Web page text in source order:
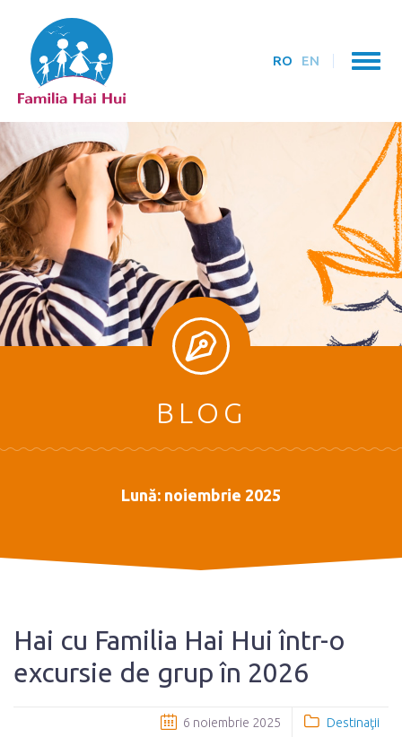
RO EN
BLOG
Lună: noiembrie 2025
Hai cu Familia Hai Hui într-o
excursie de grup în 2026
6 noiembrie 2025 Destinaţii